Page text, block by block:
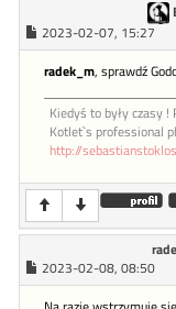
2023-02-07, 15:27
radek_m, sprawdź
Kiedyś to były czasy !
Kotlet`s professional
http://
2023-02-08, 08:50